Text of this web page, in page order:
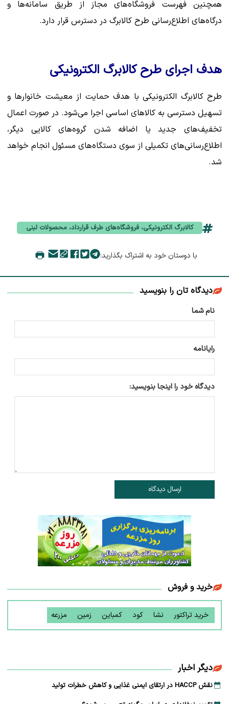
همچنین فهرست فروشگاه‌های مجاز از طریق سامانه‌ها و
درگاه‌های اطلاع‌رسانی طرح کالابرگ در دسترس قرار دارد.
هدف اجرای طرح کالابرگ الکترونیکی
طرح کالابرگ الکترونیکی با هدف حمایت از معیشت خانوارها و
تسهیل دسترسی به کالاهای اساسی اجرا می‌شود. در صورت اعمال
تخفیف‌های جدید یا اضافه شدن گروه‌های کالایی دیگر،
اطلاع‌رسانی‌های تکمیلی از سوی دستگاه‌های مسئول انجام خواهد
شد.
کالابرگ الکترونیکی، فروشگاه‌های طرف قرارداد، محصولات لبنی
با دوستان خود به اشتراک بگذارید:
دیدگاه تان را بنویسید
نام شما
رایانامه
دیدگاه خود را اینجا بنویسید:
ارسال دیدگاه
خرید و فروش
خرید تراکتور نشا کود کمباین زمین مزرعه
دیگر اخبار
نقش HACCP در ارتقای ایمنی غذایی و کاهش خطرات تولید